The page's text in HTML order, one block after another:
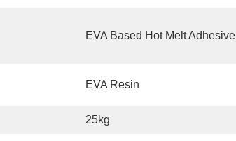
EVA Based Hot Melt Adhesive
EVA Resin
25kg